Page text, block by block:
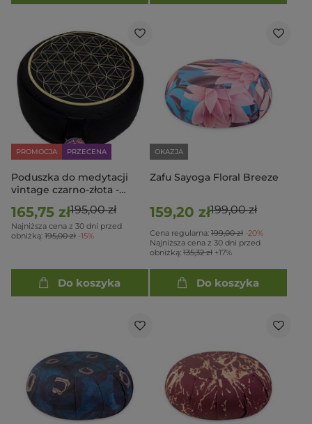
PROMOCJA PRZECENA
Poduszka do medytacji
vintage czarno-złota -
165,75 zł195,00 zł
Najniższa cena z 30 dni przed
obniżką: 195,00 zł -15%
Do koszyka
OKAZJA
Zafu Sayoga Floral Breeze
159,20 zł199,00 zł
Cena regularna: 199,00 zł -20%
Najniższa cena z 30 dni przed
obniżką: 135,32 zł +17%
Do koszyka